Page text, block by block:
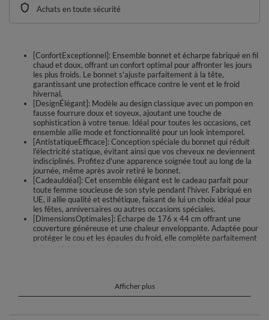
Achats en toute sécurité
[ConfortExceptionnel]: Ensemble bonnet et écharpe fabriqué en fil
chaud et doux, offrant un confort optimal pour affronter les jours
les plus froids. Le bonnet s'ajuste parfaitement à la tête,
garantissant une protection efficace contre le vent et le froid
hivernal.
[DesignÉlégant]: Modèle au design classique avec un pompon en
fausse fourrure doux et soyeux, ajoutant une touche de
sophistication à votre tenue. Idéal pour toutes les occasions, cet
ensemble allie mode et fonctionnalité pour un look intemporel.
[AntistatiqueEfficace]: Conception spéciale du bonnet qui réduit
l'électricité statique, évitant ainsi que vos cheveux ne deviennent
indisciplinés. Profitez d'une apparence soignée tout au long de la
journée, même après avoir retiré le bonnet.
[CadeauIdéal]: Cet ensemble élégant est le cadeau parfait pour
toute femme soucieuse de son style pendant l'hiver. Fabriqué en
UE, il allie qualité et esthétique, faisant de lui un choix idéal pour
les fêtes, anniversaires ou autres occasions spéciales.
[DimensionsOptimales]: Écharpe de 176 x 44 cm offrant une
couverture généreuse et une chaleur enveloppante. Adaptée pour
protéger le cou et les épaules du froid, elle complète parfaitement
le bonnet pour un confort et une protection optimale.
façon classique
bonnet s'ajuste parfaitement à la tête
Afficher plus